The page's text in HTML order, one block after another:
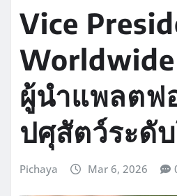
Vice
Worldwide
ผู้นำแพลตฟ
ปศุสัตว์ระดั
Pichaya Mar 6, 2026